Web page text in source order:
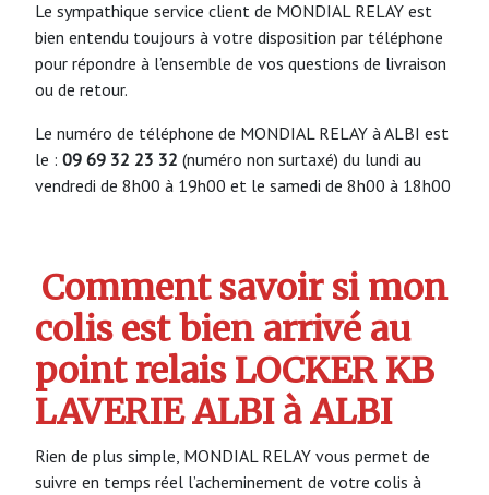
Le sympathique service client de MONDIAL RELAY est
bien entendu toujours à votre disposition par téléphone
pour répondre à l’ensemble de vos questions de livraison
ou de retour.
Le numéro de téléphone de MONDIAL RELAY à ALBI est
le : 09 69 32 23 32 (numéro non surtaxé) du lundi au
vendredi de 8h00 à 19h00 et le samedi de 8h00 à 18h00
Comment savoir si mon
colis est bien arrivé au
point relais LOCKER KB
LAVERIE ALBI à ALBI
Rien de plus simple, MONDIAL RELAY vous permet de
suivre en temps réel l’acheminement de votre colis à